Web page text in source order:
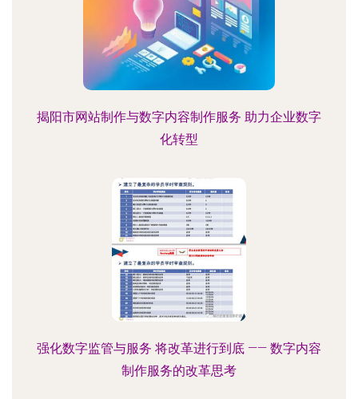
揭阳市网站制作与数字内容制作服务 助力企业数字
化转型
强化数字监管与服务 将改革进行到底 —— 数字内容
制作服务的改革思考